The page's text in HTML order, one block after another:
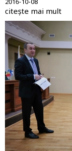
citește mai mult